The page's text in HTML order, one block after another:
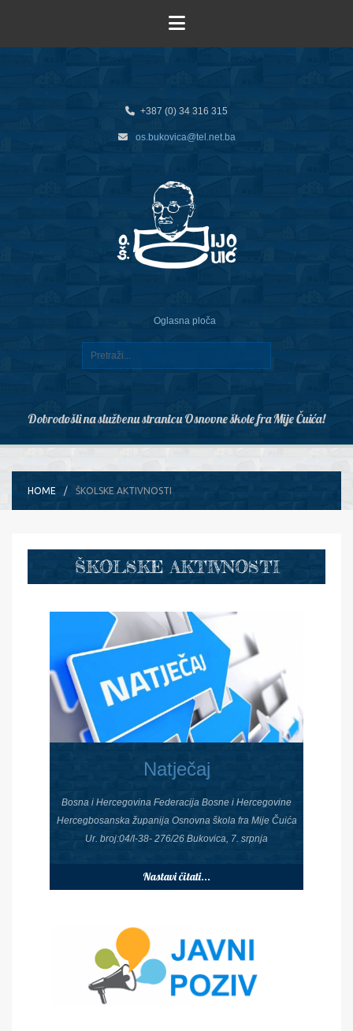
+387 (0) 34 316 315
os.bukovica@tel.net.ba
Oglasna ploča
Dobrodošli na službenu stranicu Osnovne škole fra Mije Čuića!
HOME ŠKOLSKE AKTIVNOSTI
ŠKOLSKE AKTIVNOSTI
Natječaj
Bosna i Hercegovina Federacija Bosne i Hercegovine
Hercegbosanska županija Osnovna škola fra Mije Čuića
Ur. broj:04/I-38- 276/26 Bukovica, 7. srpnja
Nastavi čitati...